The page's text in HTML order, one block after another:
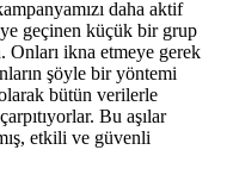
daha aktif
geçinen küçük bir grup
Onları ikna etmeye gerek
şöyle bir yöntemi
bütün verilerle
Bu aşılar
etkili ve güvenli